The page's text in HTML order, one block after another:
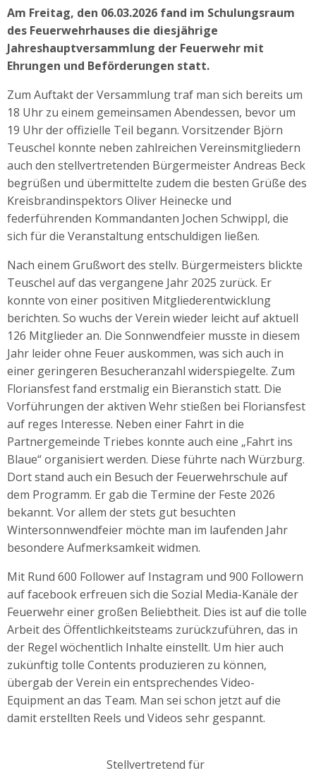
Am Freitag, den 06.03.2026 fand im Schulungsraum
des Feuerwehrhauses die diesjährige
Jahreshauptversammlung der Feuerwehr mit
Ehrungen und Beförderungen statt.
Zum Auftakt der Versammlung traf man sich bereits um
18 Uhr zu einem gemeinsamen Abendessen, bevor um
19 Uhr der offizielle Teil begann. Vorsitzender Björn
Teuschel konnte neben zahlreichen Vereinsmitgliedern
auch den stellvertretenden Bürgermeister Andreas Beck
begrüßen und übermittelte zudem die besten Grüße des
Kreisbrandinspektors Oliver Heinecke und
federführenden Kommandanten Jochen Schwippl, die
sich für die Veranstaltung entschuldigen ließen.
Nach einem Grußwort des stellv. Bürgermeisters blickte
Teuschel auf das vergangene Jahr 2025 zurück. Er
konnte von einer positiven Mitgliederentwicklung
berichten. So wuchs der Verein wieder leicht auf aktuell
126 Mitglieder an. Die Sonnwendfeier musste in diesem
Jahr leider ohne Feuer auskommen, was sich auch in
einer geringeren Besucheranzahl widerspiegelte. Zum
Floriansfest fand erstmalig ein Bieranstich statt. Die
Vorführungen der aktiven Wehr stießen bei Floriansfest
auf reges Interesse. Neben einer Fahrt in die
Partnergemeinde Triebes konnte auch eine „Fahrt ins
Blaue“ organisiert werden. Diese führte nach Würzburg.
Dort stand auch ein Besuch der Feuerwehrschule auf
dem Programm. Er gab die Termine der Feste 2026
bekannt. Vor allem der stets gut besuchten
Wintersonnwendfeier möchte man im laufenden Jahr
besondere Aufmerksamkeit widmen.
Mit Rund 600 Follower auf Instagram und 900 Followern
auf facebook erfreuen sich die Sozial Media-Kanäle der
Feuerwehr einer großen Beliebtheit. Dies ist auf die tolle
Arbeit des Öffentlichkeitsteams zurückzuführen, das in
der Regel wöchentlich Inhalte einstellt. Um hier auch
zukünftig tolle Contents produzieren zu können,
übergab der Verein ein entsprechendes Video-
Equipment an das Team. Man sei schon jetzt auf die
damit erstellten Reels und Videos sehr gespannt.
Stellvertretend für